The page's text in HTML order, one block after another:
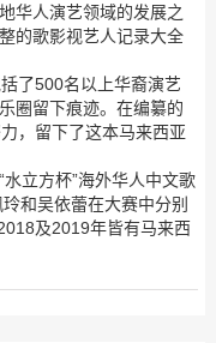
华人演艺领域的发展之
的歌影视艺人记录大全
了500名以上华裔演艺
圈留下痕迹。在编纂的
，留下了这本马来西亚
立方杯”海外华人中文歌
和吴依蕾在大赛中分别
及2019年皆有马来西